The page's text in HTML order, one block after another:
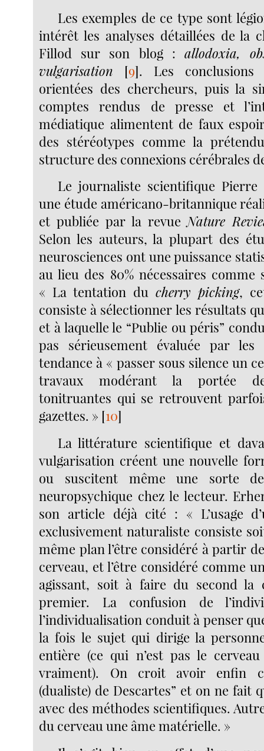
Les exemples de ce type sont
intérêt les analyses détaillées de la
Fillod sur son blog : allodoxia,
vulgarisation [9]. Les conclusions
orientées des chercheurs, puis la
comptes rendus de presse et
médiatique alimentent de faux
des stéréotypes comme la
structure des connexions cérébrales
Le journaliste scientifique Pierre
une étude américano-britannique
et publiée par la revueNature
Selon les auteurs, la plupart des
neurosciences ont une puissance
au lieu des 80% nécessaires
« La tentation du cherry picking,
consiste à sélectionner les résultats
et à laquelle le “Publie ou péris”
pas sérieusement évaluée par
tendance à « passer sous silence un
travaux modérant la portée
tonitruantes qui se retrouvent
gazettes. » [10]
La littérature scientifique et
vulgarisation créent une nouvelle
ou suscitent même une sorte de
neuropsychique chez le lecteur.
son article déjà cité : « L’usage
exclusivement naturaliste consiste
même plan l’être considéré à partir
cerveau, et l’être considéré comme
agissant, soit à faire du second la
premier. La confusion de
l’individualisation conduit à penser
la fois le sujet qui dirige la
entière (ce qui n’est pas le
vraiment). On croit avoir enfin
(dualiste) de Descartes” et on ne fait
avec des méthodes scientifiques.
du cerveau une âme matérielle. »